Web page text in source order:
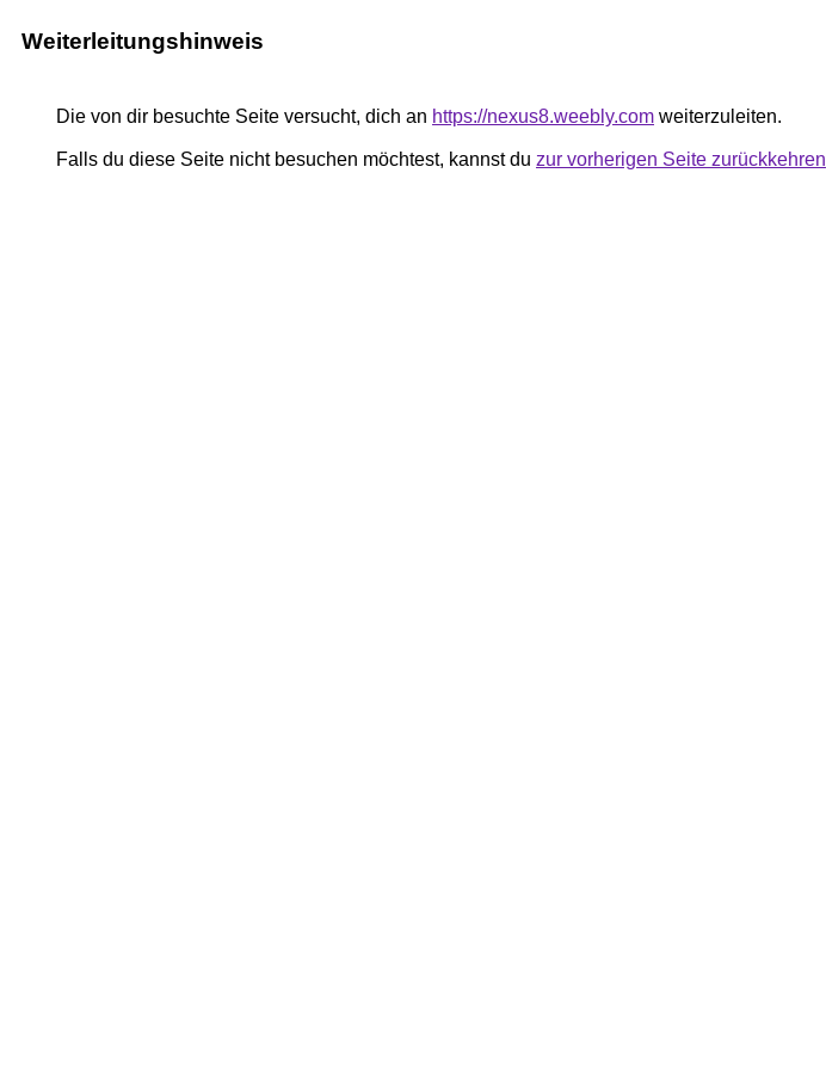
Weiterleitungshinweis
Die von dir besuchte Seite versucht, dich an https://nexus8.weebly.com weiterzuleiten.
Falls du diese Seite nicht besuchen möchtest, kannst du zur vorherigen Seite zurückkehren